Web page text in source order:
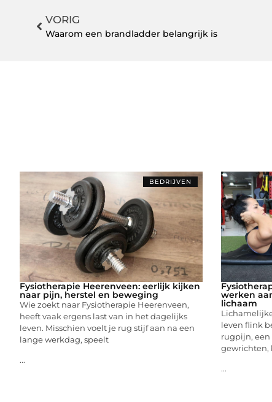
VORIG
Waarom een brandladder belangrijk is
BEDRIJVEN
Fysiotherapie Heerenveen: eerlijk kijken
naar pijn, herstel en beweging
Wie zoekt naar Fysiotherapie Heerenveen,
heeft vaak ergens last van in het dagelijks
leven. Misschien voelt je rug stijf aan na een
lange werkdag, speelt
...
werken
lichaam
leven flink
rugpijn, een
gewrichten,
...